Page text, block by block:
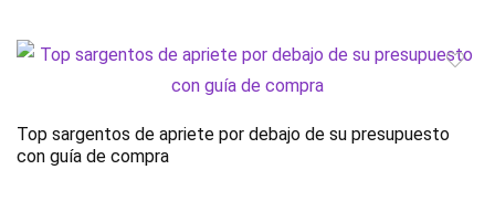
Top sargentos de apriete por debajo de su presupuesto
con guía de compra